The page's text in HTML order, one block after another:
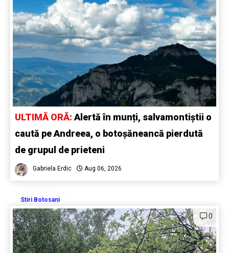
ULTIMĂ ORĂ:Alertă în munți, salvamontiștii o
caută pe Andreea, o botoșăneancă pierdută
de grupul de prieteni
Gabriela Erdic Aug 06, 2026
Stiri Botosani
0